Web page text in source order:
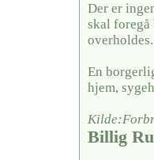
Der er
skal foregå
overholdes.
En
hjem,
Billig